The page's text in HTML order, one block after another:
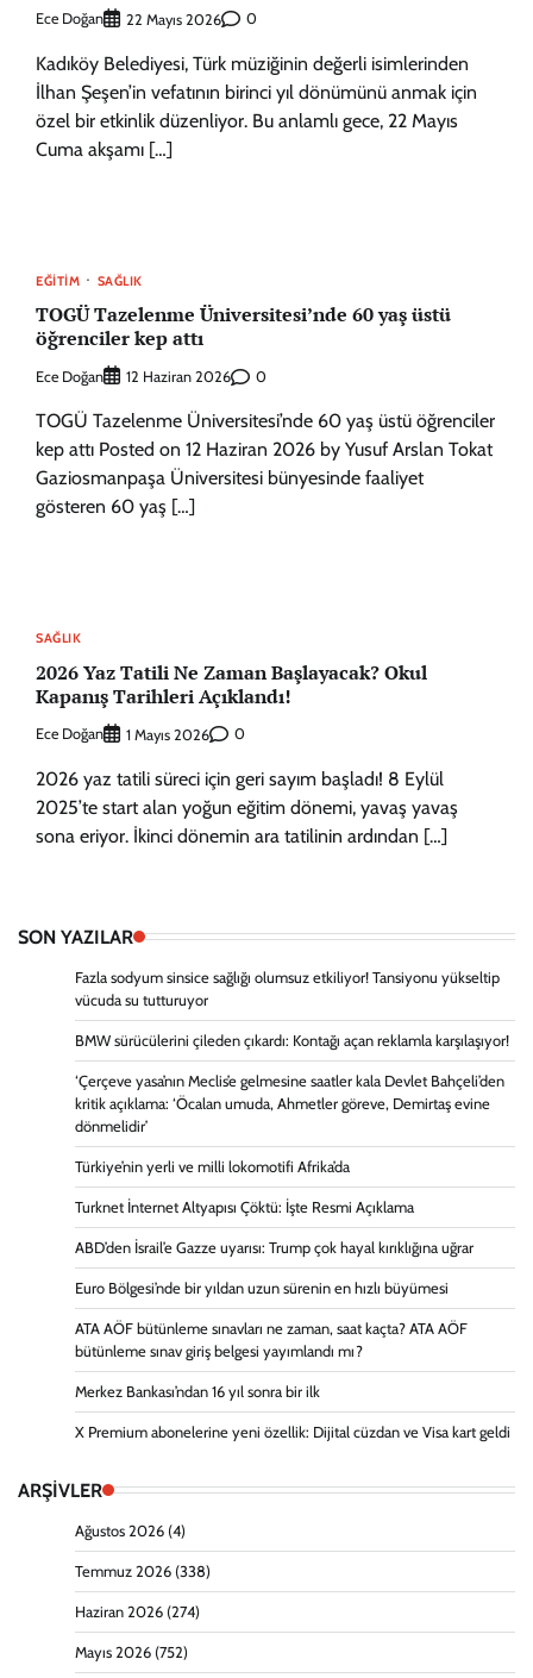
Ece Doğan 22 Mayıs 2026 0
Kadıköy Belediyesi, Türk müziğinin değerli isimlerinden
İlhan Şeşen’in vefatının birinci yıl dönümünü anmak için
özel bir etkinlik düzenliyor. Bu anlamlı gece, 22 Mayıs
Cuma akşamı […]
EĞITIM SAĞLIK
TOGÜ Tazelenme Üniversitesi’nde 60 yaş üstü
öğrenciler kep attı
Ece Doğan 12 Haziran 2026 0
TOGÜ Tazelenme Üniversitesi’nde 60 yaş üstü öğrenciler
kep attı Posted on 12 Haziran 2026 by Yusuf Arslan Tokat
Gaziosmanpaşa Üniversitesi bünyesinde faaliyet
gösteren 60 yaş […]
SAĞLIK
2026 Yaz Tatili Ne Zaman Başlayacak? Okul
Kapanış Tarihleri Açıklandı!
Ece Doğan 1 Mayıs 2026 0
2026 yaz tatili süreci için geri sayım başladı! 8 Eylül
2025’te start alan yoğun eğitim dönemi, yavaş yavaş
sona eriyor. İkinci dönemin ara tatilinin ardından […]
SON YAZILAR
Fazla sodyum sinsice sağlığı olumsuz etkiliyor! Tansiyonu yükseltip
vücuda su tutturuyor
BMW sürücülerini çileden çıkardı: Kontağı açan reklamla karşılaşıyor!
‘Çerçeve yasa’nın Meclis’e gelmesine saatler kala Devlet Bahçeli’den
kritik açıklama: ‘Öcalan umuda, Ahmetler göreve, Demirtaş evine
dönmelidir’
Türkiye’nin yerli ve milli lokomotifi Afrika’da
Turknet İnternet Altyapısı Çöktü: İşte Resmi Açıklama
ABD’den İsrail’e Gazze uyarısı: Trump çok hayal kırıklığına uğrar
Euro Bölgesi’nde bir yıldan uzun sürenin en hızlı büyümesi
ATA AÖF bütünleme sınavları ne zaman, saat kaçta? ATA AÖF
bütünleme sınav giriş belgesi yayımlandı mı?
Merkez Bankası’ndan 16 yıl sonra bir ilk
X Premium abonelerine yeni özellik: Dijital cüzdan ve Visa kart geldi
ARŞİVLER
Ağustos 2026 (4)
Temmuz 2026 (338)
Haziran 2026 (274)
Mayıs 2026 (752)